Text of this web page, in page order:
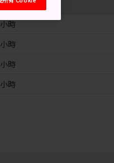
時
時
時
時